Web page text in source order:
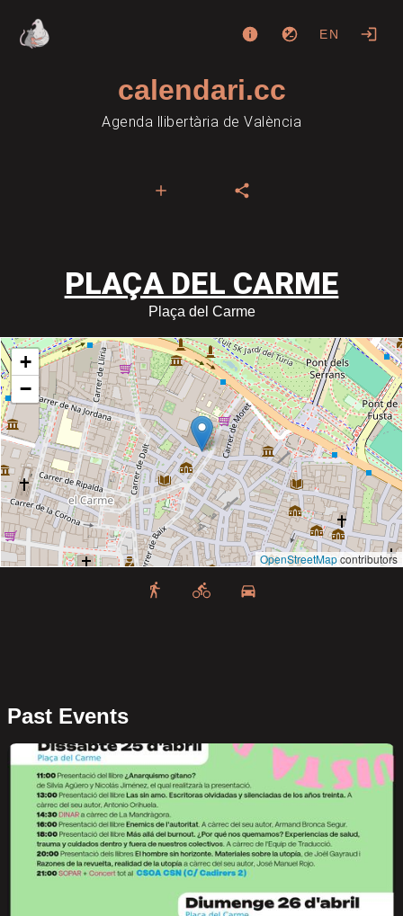
EN
calendari.cc
Agenda llibertària de València
PLAÇA DEL CARME
Plaça del Carme
+
−
OpenStreetMapcontributors
Past Events